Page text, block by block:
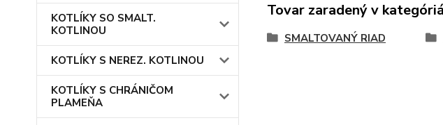
KOTLÍKY SO SMALT.
KOTLINOU
KOTLÍKY S NEREZ. KOTLINOU
KOTLÍKY S CHRÁNIČOM
PLAMEŇA
Tovar zaradený v
SMALTOVANÝ RIAD